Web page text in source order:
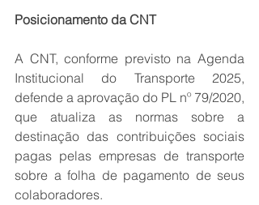
Posicionamento da CNT
A CNT, conforme previsto na Agenda
Institucional do Transporte 2025,
defende a aprovação do PL nº 79/2020,
que atualiza as normas sobre a
destinação das contribuições sociais
pagas pelas empresas de transporte
sobre a folha de pagamento de seus
colaboradores.